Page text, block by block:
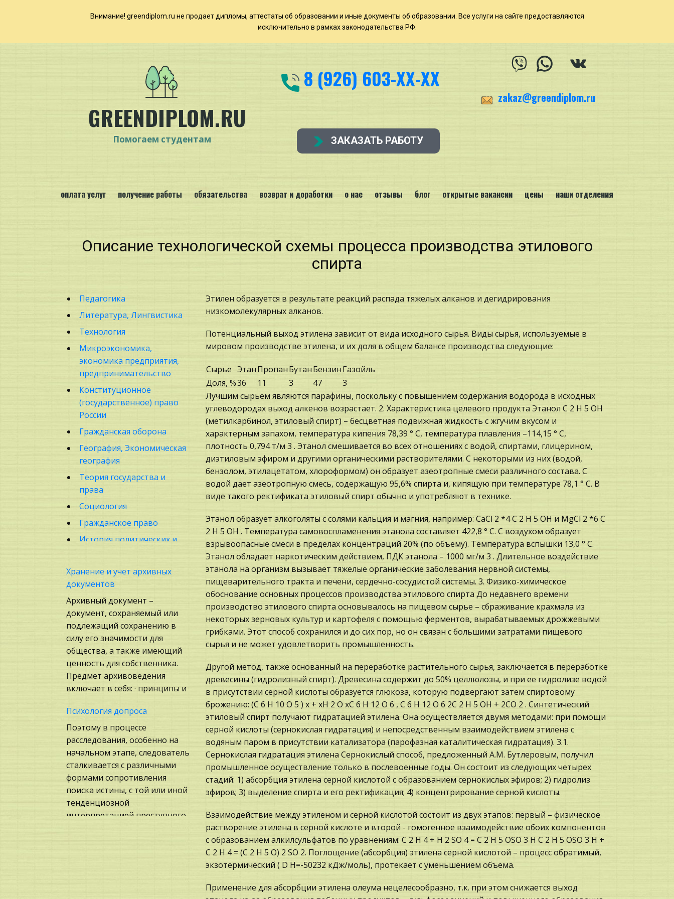
Внимание! ​​​​greendiplom.ru не продает дипломы, аттестаты об образовании и иные документы об образовании. Все услуги на сайте предоставляются
исключительно в рамках законодательства РФ.
GREENDIPLOM.RU
Помогаем студентам ЗАКАЗАТЬ РАБОТУ
8 (926) 603-ХХ-ХХ
zakaz@greendiplom.ru
оплата услуг получение работы обязательства возврат и доработки о нас отзывы блог открытые вакансии цены наши отделения
Описание технологической схемы процесса производства этилового
спирта
Педагогика
Литература, Лингвистика
Технология
Микроэкономика,
экономика предприятия,
предпринимательство
Конституционное
(государственное) право
России
Гражданская оборона
География, Экономическая
география
Теория государства и
права
Социология
Гражданское право
История политических и
Бухгалтерский учет
Маркетинг,
товароведение, реклама
Биология
Техника
Политология,
Политистория
Психология, Общение,
Человек
регулирование, Таможня,
Налоги
Экскурсии и туризм
Химия
Архитектура
Охрана природы,
Экология,
Хранение и учет архивных
документов
Архивный документ –
документ, сохраняемый или
подлежащий сохранению в
силу его значимости для
общества, а также имеющий
ценность для собственника.
Предмет архивоведения
включает в себя: · принципы и
Психология допроса
Поэтому в процессе
расследования, особенно на
начальном этапе, следователь
сталкивается с различными
формами сопротивления
поиска истины, с той или иной
тенденциозной
интерпретацией преступного
Этилен образуется в результате реакций распада тяжелых алканов и дегидрирования
низкомолекулярных алканов.
Потенциальный выход этилена зависит от вида исходного сырья. Виды сырья, используемые в
мировом производстве этилена, и их доля в общем балансе производства следующие:
Сырье ЭтанПропанБутанБензинГазойль
Доля, %36 11 3 47
3
Лучшим сырьем являются парафины, поскольку с повышением содержания водорода в исходных
углеводородах выход алкенов возрастает. 2. Характеристика целевого продукта Этанол C 2 H 5 OH
(метилкарбинол, этиловый спирт) – бесцветная подвижная жидкость с жгучим вкусом и
характерным запахом, температура кипения 78,39 ° С, температура плавления –114,15 ° С,
плотность 0,794 т/м 3 . Этанол смешивается во всех отношениях с водой, спиртами, глицерином,
диэтиловым эфиром и другими органическими растворителями. С некоторыми из них (водой,
бензолом, этилацетатом, хлороформом) он образует азеотропные смеси различного состава. С
водой дает азеотропную смесь, содержащую 95,6% спирта и, кипящую при температуре 78,1 ° С. В
виде такого ректификата этиловый спирт обычно и употребляют в технике.
Этанол образует алкоголяты с солями кальция и магния, например: CaCl 2 *4 C 2 H 5 OH и MgCl 2 *6 C
2 H 5 OH . Температура самовоспламенения этанола составляет 422,8 ° С. С воздухом образует
взрывоопасные смеси в пределах концентраций 20% (по объему). Температура вспышки 13,0 ° С.
Этанол обладает наркотическим действием, ПДК этанола – 1000 мг/м 3 . Длительное воздействие
этанола на организм вызывает тяжелые органические заболевания нервной системы,
пищеварительного тракта и печени, сердечно-сосудистой системы. 3. Физико-химическое
обоснование основных процессов производства этилового спирта До недавнего времени
производство этилового спирта основывалось на пищевом сырье – сбраживание крахмала из
некоторых зерновых культур и картофеля с помощью ферментов, вырабатываемых дрожжевыми
грибками. Этот способ сохранился и до сих пор, но он связан с большими затратами пищевого
сырья и не может удовлетворить промышленность.
Другой метод, также основанный на переработке растительного сырья, заключается в переработке
древесины (гидролизный спирт). Древесина содержит до 50% целлюлозы, и при ее гидролизе водой
в присутствии серной кислоты образуется глюкоза, которую подвергают затем спиртовому
брожению: (C 6 H 10 O 5 ) x + xH 2 O xC 6 H 12 O 6 , C 6 H 12 O 6 2C 2 H 5 OH + 2CO 2 . Синтетический
этиловый спирт получают гидратацией этилена. Она осуществляется двумя методами: при помощи
серной кислоты (сернокислая гидратация) и непосредственным взаимодействием этилена с
водяным паром в присутствии катализатора (парофазная каталитическая гидратация). 3.1.
Сернокислая гидратация этилена Сернокислый способ, предложенный А.М. Бутлеровым, получил
промышленное осуществление только в послевоенные годы. Он состоит из следующих четырех
стадий: 1) абсорбция этилена серной кислотой с образованием сернокислых эфиров; 2) гидролиз
эфиров; 3) выделение спирта и его ректификация; 4) концентрирование серной кислоты.
Взаимодействие между этиленом и серной кислотой состоит из двух этапов: первый – физическое
растворение этилена в серной кислоте и второй - гомогенное взаимодействие обоих компонентов
с образованием алкилсульфатов по уравнениям: C 2 H 4 + H 2 SO 4 = C 2 H 5 OSO 3 H C 2 H 5 OSO 3 H +
C 2 H 4 = (C 2 H 5 O) 2 SO 2. Поглощение (абсорбция) этилена серной кислотой – процесс обратимый,
экзотермический ( D H=-50232 кДж/моль), протекает с уменьшением объема.
Применение для абсорбции этилена олеума нецелесообразно, т.к. при этом снижается выход